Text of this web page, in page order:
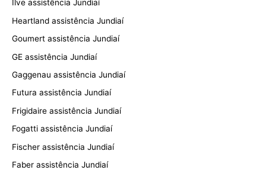
Ilve assistência Jundiaí
Heartland assistência Jundiaí
Goumert assistência Jundiaí
GE assistência Jundiaí
Gaggenau assistência Jundiaí
Futura assistência Jundiaí
Frigidaire assistência Jundiaí
Fogatti assistência Jundiaí
Fischer assistência Jundiaí
Faber assistência Jundiaí